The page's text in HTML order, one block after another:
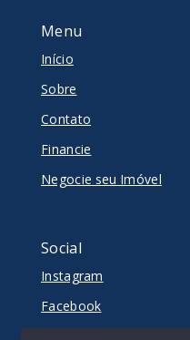
Menu
Início
Sobre
Contato
Financie
Negocie seu Imóvel
Social
Instagram
Facebook